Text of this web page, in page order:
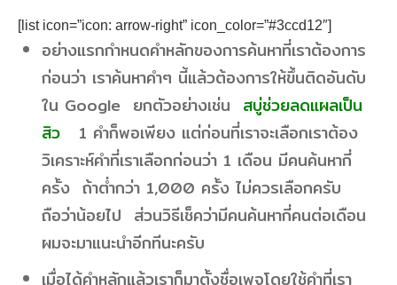
[list icon=”icon: arrow-right” icon_color=”#3ccd12″]
อย่างแรกกำหนดคำหลักของการค้นหาที่เราต้องการ
ก่อนว่า เราค้นหาคำๆ นี้แล้วต้องการให้ขึ้นติดอันดับ
ใน Google ยกตัวอย่างเช่น สบู่ช่วยลดแผลเป็น
สิว
1 คำก็พอเพียง แต่ก่อนที่เราจะเลือกเราต้อง
วิเคราะห์คำที่เราเลือกก่อนว่า 1 เดือน มีคนค้นหากี่
ครั้ง ถ้าต่ำกว่า 1,000 ครั้ง ไม่ควรเลือกครับ
ถือว่าน้อยไป ส่วนวิธีเช็คว่ามีคนค้นหากี่คนต่อเดือน
ผมจะมาแนะนำอีกทีนะครับ
เมื่อได้คำหลักแล้วเราก็มาตั้งชื่อเพจโดยใช้คำที่เรา